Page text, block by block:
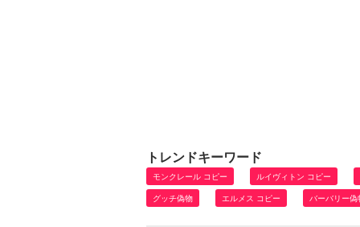
トレンドキーワード
モンクレール コピー ルイヴィトン コピー
グッチ偽物 エルメス コピー バーバリー偽